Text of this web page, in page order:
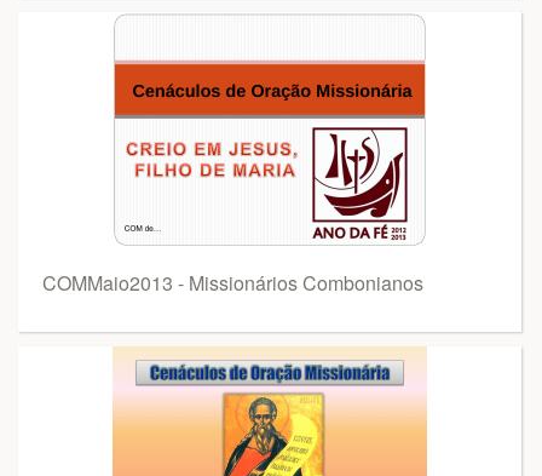
COMMaio2013 - Missionários Combonianos